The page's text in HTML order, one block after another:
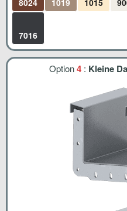
8024 1019 1015
7016
Option4: Kleine